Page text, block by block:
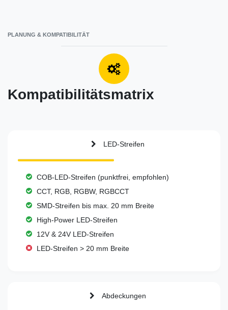
PLANUNG & KOMPATIBILITÄT
Kompatibilitätsmatrix
LED-Streifen
COB-LED-Streifen (punktfrei, empfohlen)
CCT, RGB, RGBW, RGBCCT
SMD-Streifen bis max. 20 mm Breite
High-Power LED-Streifen
12V & 24V LED-Streifen
LED-Streifen > 20 mm Breite
Abdeckungen